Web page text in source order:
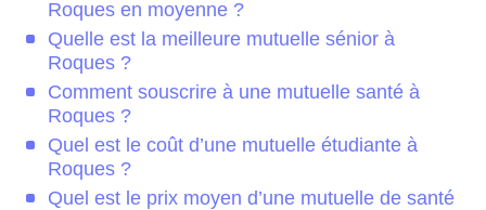
Roques en moyenne ?
Quelle est la meilleure mutuelle sénior à
Roques ?
Comment souscrire à une mutuelle santé à
Roques ?
Quel est le coût d’une mutuelle étudiante à
Roques ?
Quel est le prix moyen d’une mutuelle de santé